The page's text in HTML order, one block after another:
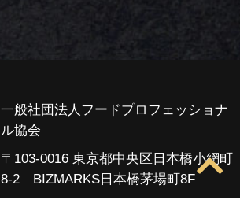
一般社団法人フードプロフェッショナ
ル協会
〒103-0016 東京都中央区日本橋小網町
8-2 BIZMARKS日本橋茅場町8F